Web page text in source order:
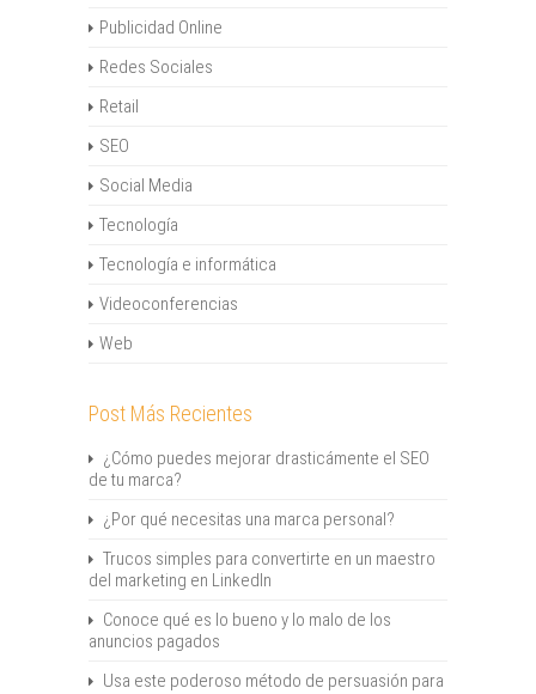
Publicidad Online
Redes Sociales
Retail
SEO
Social Media
Tecnología
Tecnología e informática
Videoconferencias
Web
Post Más Recientes
¿Cómo puedes mejorar drasticámente el SEO
de tu marca?
¿Por qué necesitas una marca personal?
Trucos simples para convertirte en un maestro
del marketing en LinkedIn
Conoce qué es lo bueno y lo malo de los
anuncios pagados
Usa este poderoso método de persuasión para